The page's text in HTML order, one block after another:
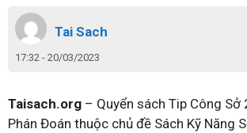
Tai Sach
17:32 - 20/03/2023
Taisach.org – Quyển sách Tip Công Sở
Phán Đoán thuộc chủ đề Sách Kỹ Năng